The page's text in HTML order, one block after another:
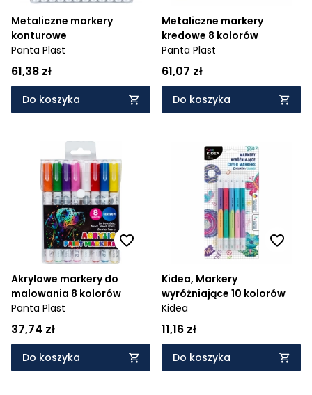
Metaliczne markery
konturowe
Panta Plast
61,38 zł
Do koszyka
Metaliczne markery
kredowe 8 kolorów
Panta Plast
61,07 zł
Do koszyka
Akrylowe markery do
malowania 8 kolorów
Panta Plast
37,74 zł
Do koszyka
Kidea, Markery
wyróżniające 10 kolorów
Kidea
11,16 zł
Do koszyka